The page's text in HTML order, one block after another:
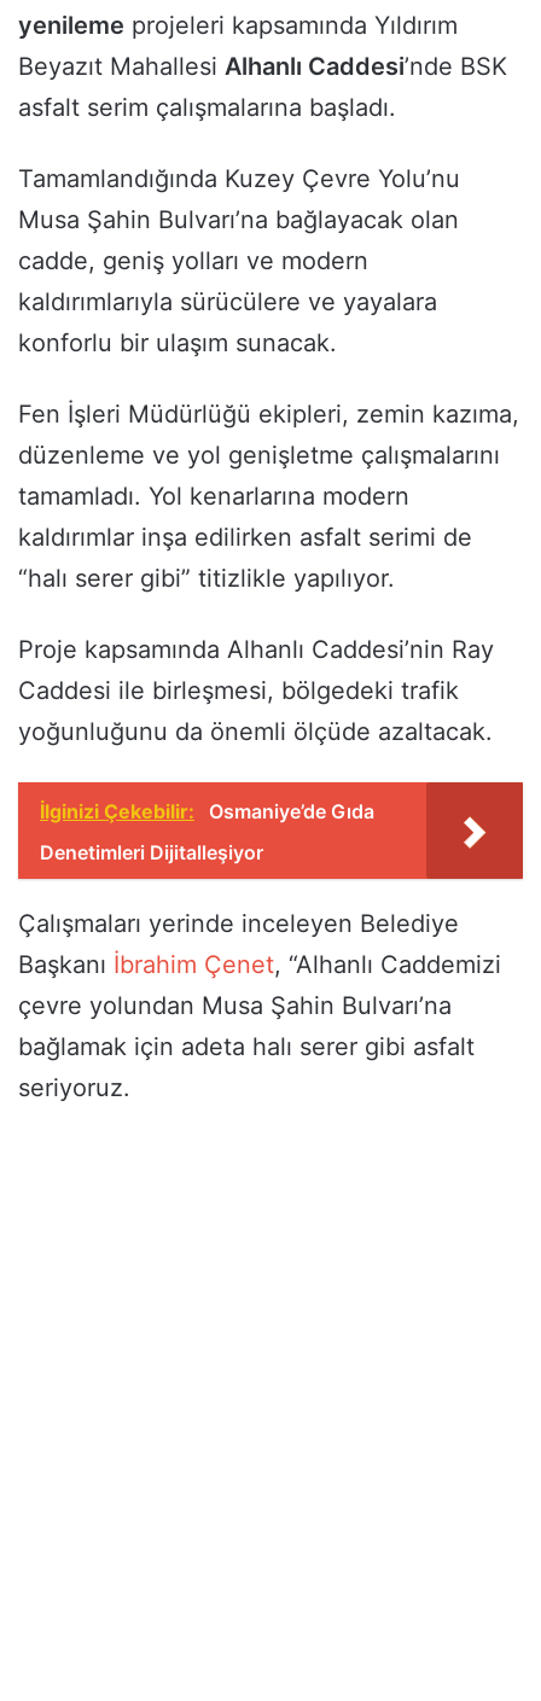
yenileme projeleri kapsamında Yıldırım
Beyazıt Mahallesi Alhanlı Caddesi’nde BSK
asfalt serim çalışmalarına başladı.
Tamamlandığında Kuzey Çevre Yolu’nu
Musa Şahin Bulvarı’na bağlayacak olan
cadde, geniş yolları ve modern
kaldırımlarıyla sürücülere ve yayalara
konforlu bir ulaşım sunacak.
Fen İşleri Müdürlüğü ekipleri, zemin kazıma,
düzenleme ve yol genişletme çalışmalarını
tamamladı. Yol kenarlarına modern
kaldırımlar inşa edilirken asfalt serimi de
“halı serer gibi” titizlikle yapılıyor.
Proje kapsamında Alhanlı Caddesi’nin Ray
Caddesi ile birleşmesi, bölgedeki trafik
yoğunluğunu da önemli ölçüde azaltacak.
İlginizi Çekebilir:
Osmaniye’de Gıda
Denetimleri Dijitalleşiyor
Çalışmaları yerinde inceleyen Belediye
Başkanı İbrahim Çenet, “Alhanlı Caddemizi
çevre yolundan Musa Şahin Bulvarı’na
bağlamak için adeta halı serer gibi asfalt
seriyoruz.